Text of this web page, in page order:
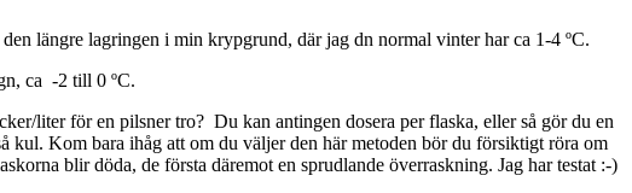
längre lagringen i min krypgrund, där jag dn normal vinter har ca 1-4 ºC.
ca -2 till 0 ºC.
liter för en pilsner tro? Du kan antingen dosera per flaska, eller så gör du en
kul. Kom bara ihåg att om du väljer den här metoden bör du försiktigt röra om
blir döda, de första däremot en sprudlande överraskning. Jag har testat :-)